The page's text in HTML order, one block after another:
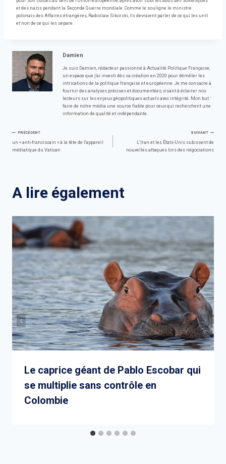
et des nazis pendant la Seconde Guerre mondiale. Comme le souligne le ministre
polonais des Affaires étrangères, Radoslaw Sikorski, ils devraient parler de ce qui les unit
et non de ce qui les sépare.
Damien
Je suis Damien, rédacteur passionné à Actualité Politique Française,
un espace que j'ai investi dès sa création en 2020 pour démêler les
intrications de la politique française et européenne. Je me consacre à
fournir des analyses précises et documentées, visant à éclairer nos
lecteurs sur les enjeux géopolitiques actuels avec intégrité. Mon but :
faire de notre média une source fiable pour ceux qui recherchent une
information de qualité et indépendante.
Navigation
PRÉCÉDENT
un « anti-franciscain » à la tête de l'appareil
médiatique du Vatican
SUIVANT
L’Iran et les États-Unis subissent de
nouvelles attaques lors des négociations
A lire également
Le caprice géant de Pablo Escobar qui
se multiplie sans contrôle en
Colombie